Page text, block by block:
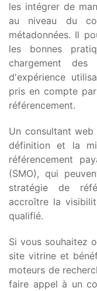
les intégrer de
au niveau du
métadonnées. Il
les bonnes
chargement
d'expérience
pris en compte
référencement.
Un consultant
définition et la
référencement
(SMO), qui
stratégie de
accroître la
qualifié.
Si vous souhaitez
site vitrine et
moteurs de
faire appel à un